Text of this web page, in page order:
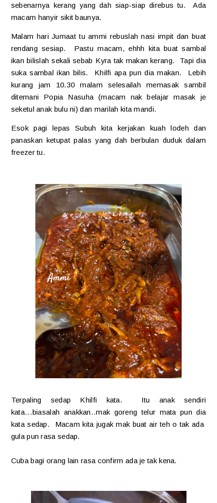
sebenarnya kerang yang dah siap-siap direbus tu. Ada
macam hanyir sikit baunya.
Malam hari Jumaat tu ammi rebuslah nasi impit dan buat
rendang sesiap. Pastu macam, ehhh kita buat sambal
ikan bilislah sekali sebab Kyra tak makan kerang. Tapi dia
suka sambal ikan bilis. Khilfi apa pun dia makan. Lebih
kurang jam 10.30 malam selesailah memasak sambil
ditemani Popia Nasuha (macam nak belajar masak je
seketul anak bulu ni) dan marilah kita mandi.
Esok pagi lepas Subuh kita kerjakan kuah lodeh dan
panaskan ketupat palas yang dah berbulan duduk dalam
freezer tu.
Terpaling sedap Khilfi kata. Itu anak sendiri
kata...biasalah anakkan..mak goreng telur mata pun dia
kata sedap. Macam kita jugak mak buat air teh o tak ada
gula pun rasa sedap.
Cuba bagi orang lain rasa confirm ada je tak kena.